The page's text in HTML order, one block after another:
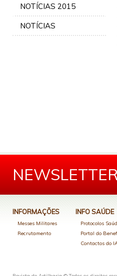
NOTÍCIAS 2015
NOTÍCIAS
INFORMAÇÕES
Messes Militares
Recrutamento
INFO SAÚDE
Protocolos
Portal do
Contactos do